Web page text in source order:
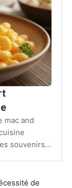
mac and
souvenirs
de